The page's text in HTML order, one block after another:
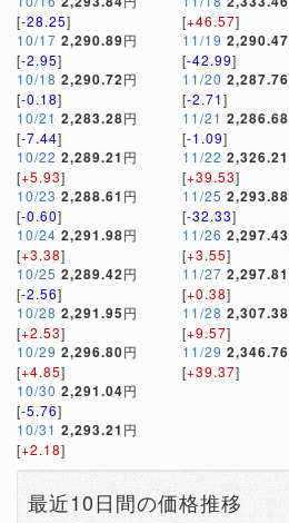
[-28.25]
10/17 2,290.89円
[-2.95]
10/18 2,290.72円
[-0.18]
10/21 2,283.28円
[-7.44]
10/22 2,289.21 円
[+5.93]
10/23 2,288.61 円
[-0.60]
10/24 2,291.98円
[+3.38]
10/25 2,289.42円
[-2.56]
10/28 2,291.95円
[+2.53]
10/29 2,296.80円
[+4.85]
10/30 2,291.04円
[-5.76]
10/31 2,293.21 円
[+2.18]
[+46.57]
11/19 2,290.47
[-42.99]
11/20 2,287.76
[-2.71]
11/21 2,286.68
[-1.09]
11/22 2,326.21
[+39.53]
11/25 2,293.88
[-32.33]
11/26 2,297.43
[+3.55]
11/27 2,297.81
[+0.38]
11/28 2,307.38
[+9.57]
11/29 2,346.76
[+39.37]
最近10日間の価格推移